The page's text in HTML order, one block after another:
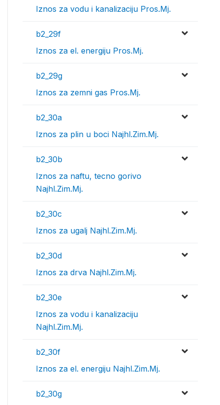
Iznos za vodu i kanalizaciju Pros.Mj.
b2_29f
Iznos za el. energiju Pros.Mj.
b2_29g
Iznos za zemni gas Pros.Mj.
b2_30a
Iznos za plin u boci Najhl.Zim.Mj.
b2_30b
Iznos za naftu, tecno gorivo
Najhl.Zim.Mj.
b2_30c
Iznos za ugalj Najhl.Zim.Mj.
b2_30d
Iznos za drva Najhl.Zim.Mj.
b2_30e
Iznos za vodu i kanalizaciju
Najhl.Zim.Mj.
b2_30f
Iznos za el. energiju Najhl.Zim.Mj.
b2_30g